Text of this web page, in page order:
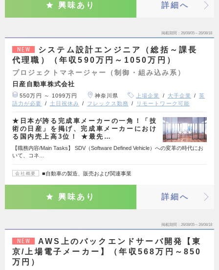
興味あり 詳細へ
掲載期間 26/08/05～26/08/18
NEW
システム設計エンジニア（総括～課長
代理職）（年収590万円～1050万円）
プロジェクトマネージャー（制御・組み込み系）
日産自動車株式会社
550万円 ～ 1099万円 神奈川県 上場企業 大手企業
英
語力が必要
土日祝休み フレックス勤務 リモートワーク可能
★日本が誇る完成車メーカーの一角！「技
術の日産」を掲げ、完成車メーカーにおけ
る国内売上高3位！ ★最先…
【職務内容/Main Tasks】 SDV（Software Defined Vehicle）への変革の時代にお
いて、コネ…
会社概要 ■自動車の製造、販売および関連事業
興味あり 詳細へ
掲載期間 26/08/05～26/08/18
NEW
AWS上のバックエンドサーバ開発【東
京/上場電子メーカー】（年収568万円～850
万円）